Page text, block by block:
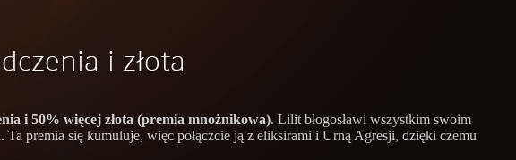
i złota
i 50% więcej złota (premia mnożnikowa). Lilit błogosławi wszystkim swoim
premia się kumuluje, więc połączcie ją z eliksirami i Urną Agresji, dzięki czemu